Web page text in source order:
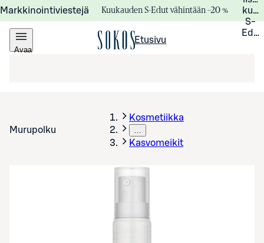
Markkinointiviestejä Kuukauden S-Edut vähintään –20 %
S-
Avaa
Etusivu
Murupolku
Kosmetiikka
…
Kasvomeikit